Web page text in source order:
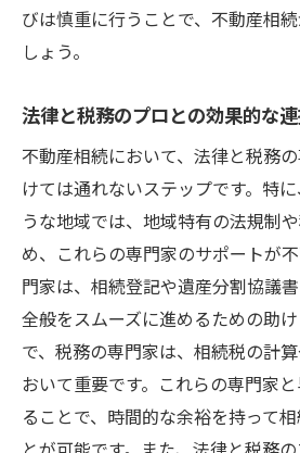
びは慎重に行うことで、不動産相
しょう。
法律と税務のプロとの効果的な
不動産相続において、法律と税務
けては通れないステップです。特
うな地域では、地域特有の法規制
め、これらの専門家のサポートが
門家は、相続登記や遺産分割協議
全般をスムーズに進めるための助
で、税務の専門家は、相続税の計
おいて重要です。これらの専門家
ることで、時間的な余裕を持って